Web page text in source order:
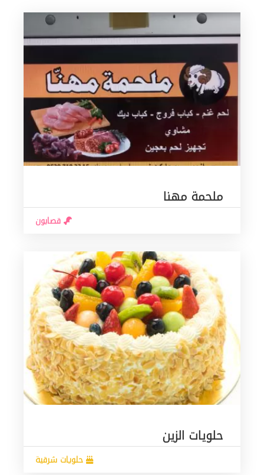
ملحمة مهنا
قصابون
حلويات الزين
حلويات شرقية